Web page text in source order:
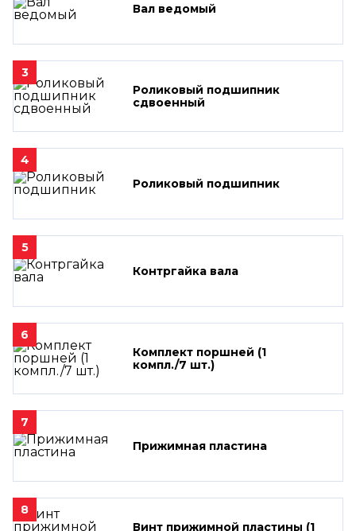
Вал ведомый
3
Роликовый подшипник
сдвоенный
4
Роликовый подшипник
5
Контргайка вала
6
Комплект поршней (1
компл./7 шт.)
7
Прижимная пластина
8
Винт прижимной пластины (1